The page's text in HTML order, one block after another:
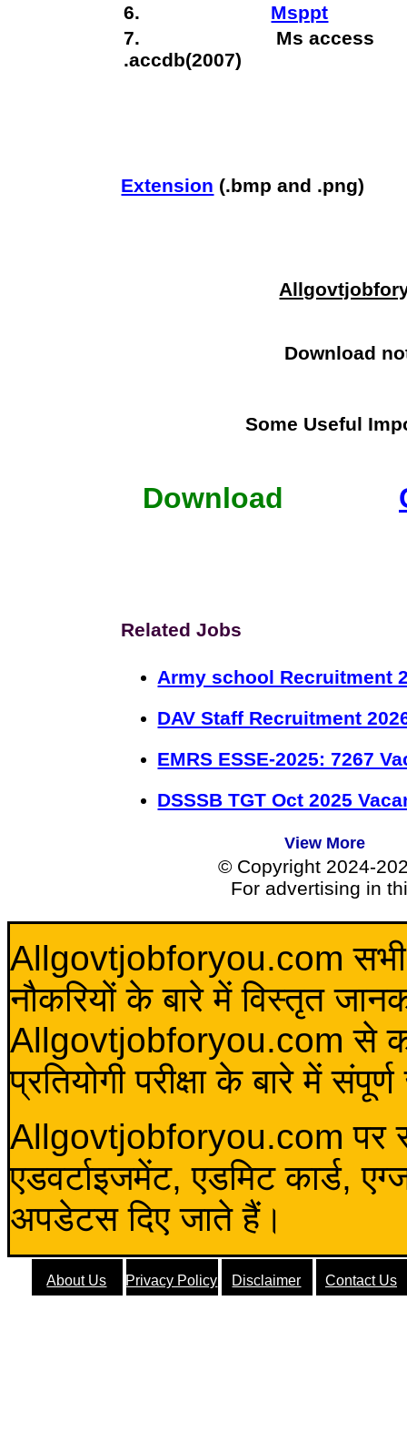
6. Msppt
7. Ms access
.accdb(2007)
Extension (.bmp and .png)
Download
Some Useful
Download
Related Jobs
Army school Recruitment
DAV Staff Recruitment
EMRS ESSE-2025: 7267
DSSSB TGT Oct 2025
View More
© Copyright 2024-
For advertising in
Allgovtjobforyou.com सभी
नौकरियों के बारे में विस्तृत
Allgovtjobforyou.com से कोई
प्रतियोगी परीक्षा के बारे में
Allgovtjobforyou.com पर
एडवर्टाइजमेंट, एडमिट कार्ड,
अपडेटस दिए जाते हैं।
About Us Privacy Policy Disclaimer Contact Us